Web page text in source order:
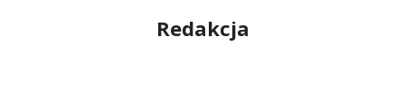
Redakcja